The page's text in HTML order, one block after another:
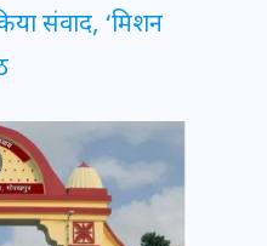
संवाद, ‘मिशन